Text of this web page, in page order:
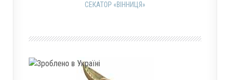
СЕКАТОР «ВІННИЦЯ»